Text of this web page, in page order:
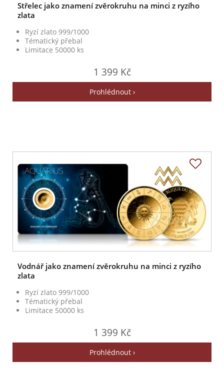
Střelec jako znamení zvěrokruhu na minci z ryzího
zlata
Ryzí zlato 999/1000
Tématický přebal
Limitace 50000 ks
1 399 Kč
Prohlédnout ›
Vodnář jako znamení zvěrokruhu na minci z ryzího
zlata
Ryzí zlato 999/1000
Tématický přebal
Limitace 50000 ks
1 399 Kč
Prohlédnout ›